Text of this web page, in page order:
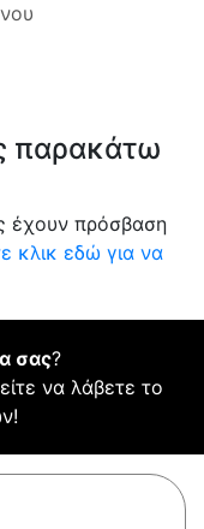
παρακάτω
έχουν πρόσβαση
κλικ εδώ για να
σας?
να λάβετε το